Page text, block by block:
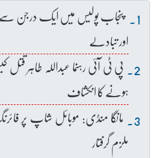
پنجاب پولیس میں ایک درجن سے
اور تبادلے
پی ٹی آئی رہنما عبداللہ طاہر
ہونے کا انکشاف
مانگا منڈی: موبائل شاپ پر
ملزم گرفتار